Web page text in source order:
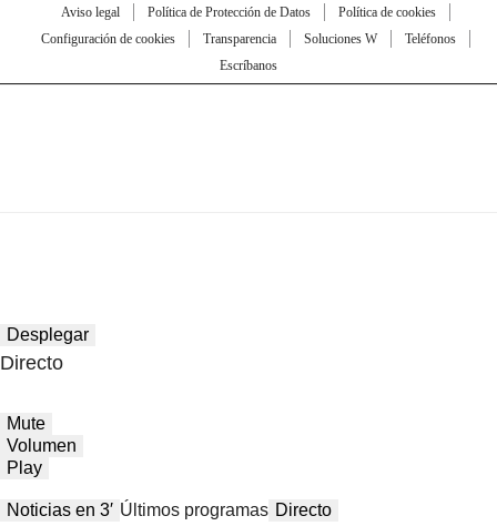
Aviso legal Política de Protección de Datos
Política de cookies
Configuración de cookies
Transparencia Soluciones W
Teléfonos
Escríbanos
Desplegar
Directo
Mute
Volumen
Play
Noticias en 3′ Últimos programas Directo